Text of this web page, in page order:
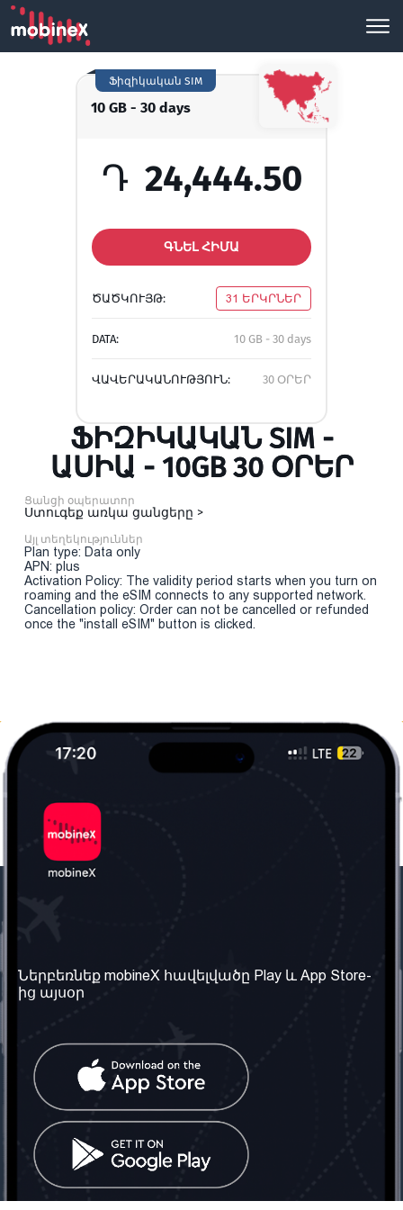
10 GB - 30 days
Ֆիզիկական SIM
Դ 24,444.50
ԳՆԵԼ ՀԻՄԱ
ԾԱԾԿՈՒՅԹ: 31 ԵՐԿՐՆԵՐ
DATA: 10 GB - 30 days
ՎԱՎԵՐԱԿԱՆՈՒԹՅՈՒՆ: 30 ՕՐԵՐ
ՖԻԶԻԿԱԿԱՆ SIM -
ԱՍԻԱ - 10GB 30 ՕՐԵՐ
Ցանցի օպերատոր
Ստուգեք առկա ցանցերը >
Այլ տեղեկություններ
Plan type: Data only
APN: plus
Activation Policy: The validity period starts when you turn on
roaming and the eSIM connects to any supported network.
Cancellation policy: Order can not be cancelled or refunded
once the "install eSIM" button is clicked.
Մեր մասին
Մեր ծառայությունները
Պայմաններ և դրույթներ
Հաճախ տրվող հարցեր
Կապ մեզ հետ
Միացյալ
Թագավորություն: Մենք
գործընկեր ենք
փնտրում
Հայաստանում
Տարածել
սոցիալական
ցանցում
Ներբեռնեք mobineX հավելվածը Play և App Store-
ից այսօր